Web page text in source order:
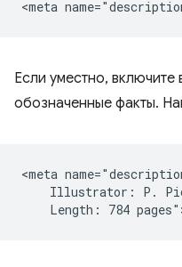
Если уместно, включите
обозначенные факты.
<meta
Illustrator: P.